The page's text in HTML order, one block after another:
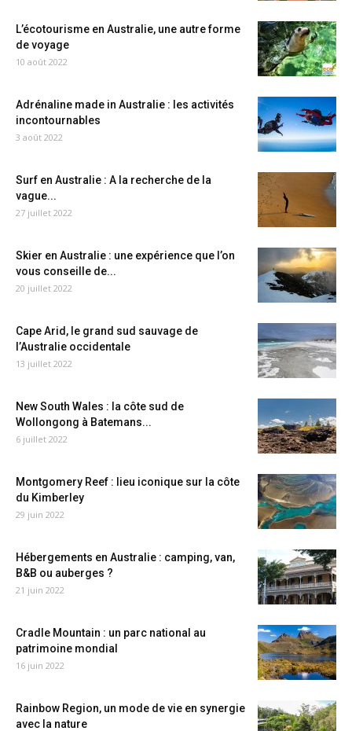
L’écotourisme en Australie, une autre forme
de voyage
10 août 2022
Adrénaline made in Australie : les activités
incontournables
3 août 2022
Surf en Australie : A la recherche de la
vague...
27 juillet 2022
Skier en Australie : une expérience que l’on
vous conseille de...
20 juillet 2022
Cape Arid, le grand sud sauvage de
l’Australie occidentale
13 juillet 2022
New South Wales : la côte sud de
Wollongong à Batemans...
6 juillet 2022
Montgomery Reef : lieu iconique sur la côte
du Kimberley
29 juin 2022
Hébergements en Australie : camping, van,
B&B ou auberges ?
21 juin 2022
Cradle Mountain : un parc national au
patrimoine mondial
16 juin 2022
Rainbow Region, un mode de vie en synergie
avec la nature